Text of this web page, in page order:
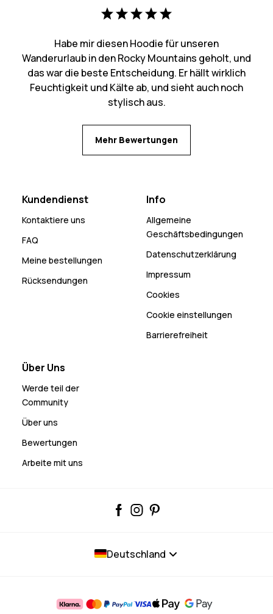
Habe mir diesen Hoodie für unseren
Wanderurlaub in den Rocky Mountains geholt, und
das war die beste Entscheidung. Er hällt wirklich
Feuchtigkeit und Kälte ab, und sieht auch noch
stylisch aus.
Mehr Bewertungen
Kundendienst
Kontaktiere uns
FAQ
Meine bestellungen
Rücksendungen
Info
Allgemeine
Geschäftsbedingungen
Datenschutzerklärung
Impressum
Cookies
Cookie einstellungen
Barrierefreiheit
Über Uns
Werde teil der
Community
Über uns
Bewertungen
Arbeite mit uns
Deutschland